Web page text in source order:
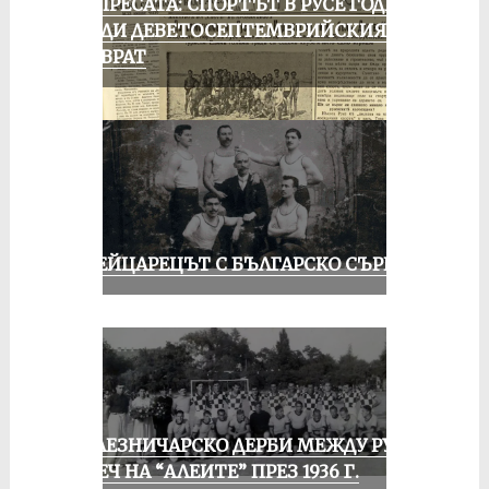
ПРЕДИ ДЕВЕТОСЕПТЕМВРИЙСКИЯ
ПРЕВРАТ
ШВЕЙЦАРЕЦЪТ С БЪЛГАРСКО СЪРЦЕ
ЖЕЛЕЗНИЧАРСКО ДЕРБИ МЕЖДУ РУСЕ
И ПЕЧ НА “АЛЕИТЕ” ПРЕЗ 1936 Г.